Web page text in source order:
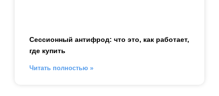
Сессионный антифрод: что это, как работает,
где купить
Читать полностью »